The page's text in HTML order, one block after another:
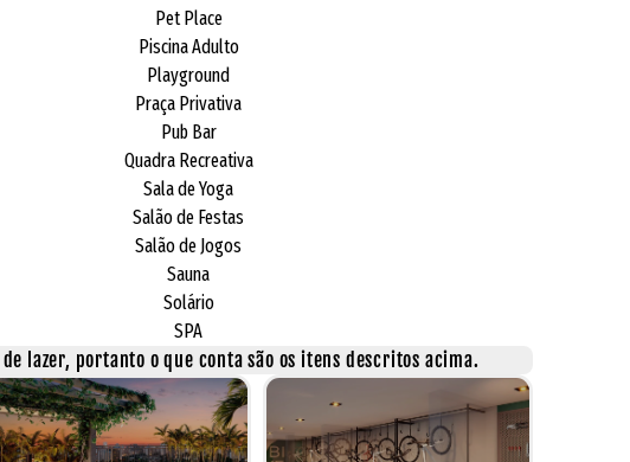
Pet Place
Piscina Adulto
Playground
Praça Privativa
Pub Bar
Quadra Recreativa
Sala de Yoga
Salão de Festas
Salão de Jogos
Sauna
Solário
SPA
lazer, portanto o que conta são os itens descritos acima.